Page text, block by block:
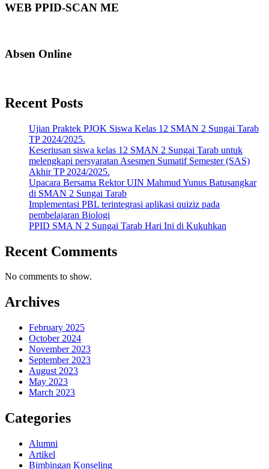
WEB PPID-SCAN ME
Absen Online
Recent Posts
Ujian Praktek PJOK Siswa Kelas 12 SMAN 2 Sungai Tarab
TP 2024/2025.
Keseriusan siswa kelas 12 SMAN 2 Sungai Tarab untuk
melengkapi persyaratan Asesmen Sumatif Semester (SAS)
Akhir TP 2024/2025.
Upacara Bersama Rektor UIN Mahmud Yunus Batusangkar
di SMAN 2 Sungai Tarab
Implementasi PBL terintegrasi aplikasi quiziz pada
pembelajaran Biologi
PPID SMA N 2 Sungai Tarab Hari Ini di Kukuhkan
Recent Comments
No comments to show.
Archives
February 2025
October 2024
November 2023
September 2023
August 2023
May 2023
March 2023
Categories
Alumni
Artikel
Bimbingan Konseling